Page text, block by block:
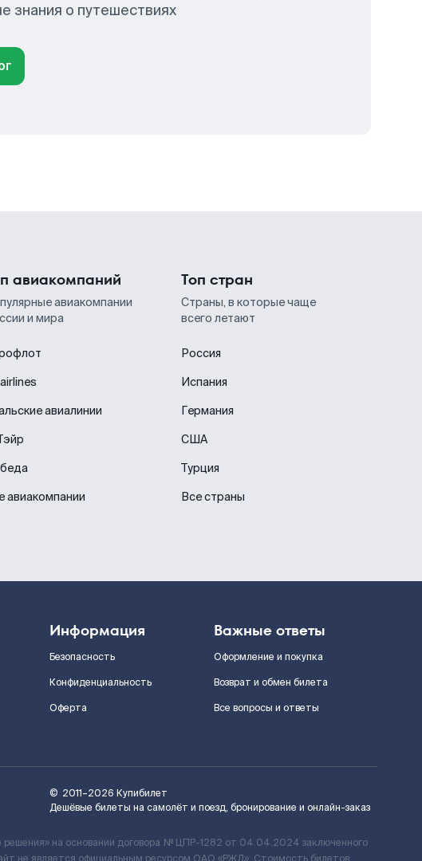
знания о путешествиях
авиакомпаний
авиакомпании
и мира
авиалинии
авиакомпании
Топ стран
Страны, в которые чаще
всего летают
Россия
Испания
Германия
США
Турция
Все страны
Информация
Безопасность
Конфиденциальность
Оферта
Важные ответы
Оформление и покупка
Возврат и обмен билета
Все вопросы и ответы
© 2011–2026 Купибилет
Дешёвые билеты на самолёт и поезд, бронирование и онлайн-заказ
на основании договора № ЦПР-1282 от 04.04.2024 заключенного